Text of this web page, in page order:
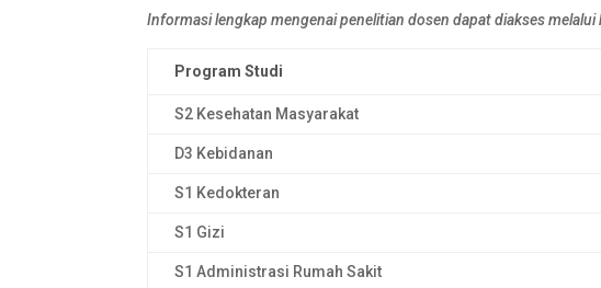
Informasi lengkap mengenai penelitian dosen dapat diakses
Program Studi
S2 Kesehatan Masyarakat
D3 Kebidanan
S1 Kedokteran
S1 Gizi
S1 Administrasi Rumah Sakit